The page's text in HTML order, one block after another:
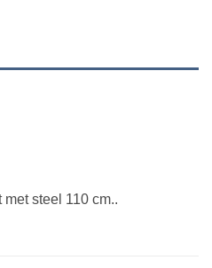
steel 110 cm..